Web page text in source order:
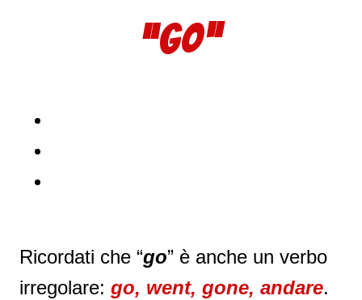
“GO”
Ricordati che “go” è anche un verbo
irregolare: go, went, gone, andare.